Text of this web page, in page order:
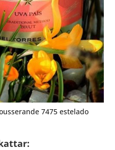
7475 estelado